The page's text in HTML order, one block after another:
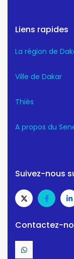
Liens rapides
La région de
Ville de Dakar
Thiès
A propos du
Suivez-nous
Contactez-